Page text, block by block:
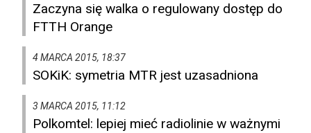
Zaczyna się walka o regulowany dostęp do
FTTH Orange
4 MARCA 2015, 18:37
SOKiK: symetria MTR jest uzasadniona
3 MARCA 2015, 11:12
Polkomtel: lepiej mieć radiolinie w ważnymi